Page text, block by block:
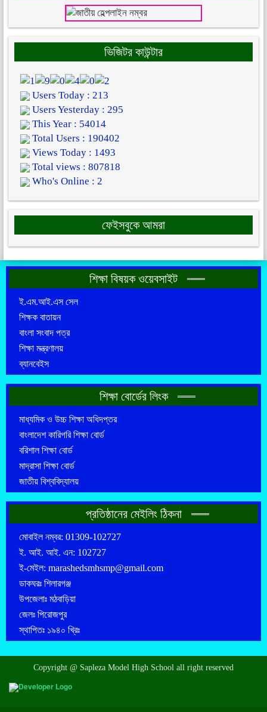
ভিজিটর কাউন্টার
Users Today : 213
Users Yesterday : 295
This Year : 54014
Total Users : 190402
Views Today : 1493
Total views : 807818
Who's Online : 2
ফেইসবুকে আমরা
শিক্ষা বিষয়ক ওয়েবসাইট
ই.এম.আই.এস সেল
শিক্ষক বাতায়ন
বাংলা সংবাদ পত্র
শিক্ষা মন্ত্রণালয়
ব্যানবেইস
শিক্ষা বোর্ডের লিংক
মাধ্যমিক ও উচ্চ শিক্ষা অধিদপ্তর
বাংলাদেশ কারিগরি শিক্ষা বোর্ড
বরিশাল শিক্ষা বোর্ড
মাদ্রাসা শিক্ষা বোর্ড
জাতীয় বিশ্ববিদ্যালয়
প্রতিষ্ঠানের মেইলিং ঠিকনা
মোবাইল নম্বর: 01309-102727
ই. আই. আই. এন: 102727
ই-মেইল: marashedsmhsmp@gmail.com
ডাকঘরঃ শিলারগঞ্জ
উপজেলাঃ মঠবাড়িয়া
জেলঃ পিরোজপুর
স্থাপিতঃ ১৯৪০ খ্রিঃ
Copyright @ Sapleza Model High School all right reserved